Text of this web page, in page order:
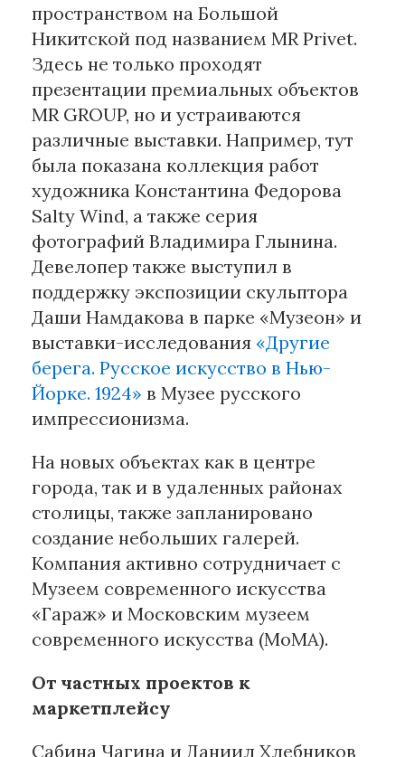
пространством на Большой
Никитской под названием MR Privet.
Здесь не только проходят
презентации премиальных объектов
MR GROUP, но и устраиваются
различные выставки. Например, тут
была показана коллекция работ
художника Константина Федорова
Salty Wind, а также серия
фотографий Владимира Глынина.
Девелопер также выступил в
поддержку экспозиции скульптора
Даши Намдакова в парке «Музеон» и
выставки-исследования «Другие
берега. Русское искусство в Нью-
Йорке. 1924» в Музее русского
импрессионизма.
На новых объектах как в центре
города, так и в удаленных районах
столицы, также запланировано
создание небольших галерей.
Компания активно сотрудничает с
Музеем современного искусства
«Гараж» и Московским музеем
современного искусства (MoMA).
От частных проектов к
маркетплейсу
Сабина Чагина и Даниил Хлебников